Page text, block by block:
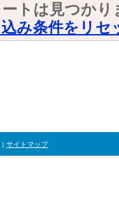
トは見つかり
み条件をリセ
| サイトマップ